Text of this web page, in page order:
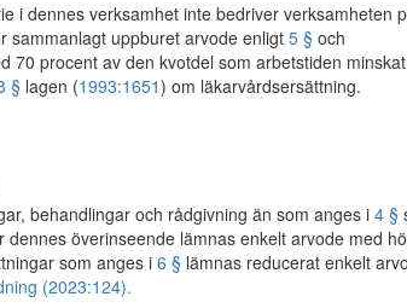
i dennes verksamhet inte bedriver verksamheten
sammanlagt uppburet arvode enligt 5 § och
70 procent av den kvotdel som arbetstiden
§ lagen (1993:1651) om läkarvårdsersättning.
behandlingar och rådgivning än som anges i 4 §
dennes överinseende lämnas enkelt arvode med
som anges i 6 § lämnas reducerat enkelt
(2023:124).